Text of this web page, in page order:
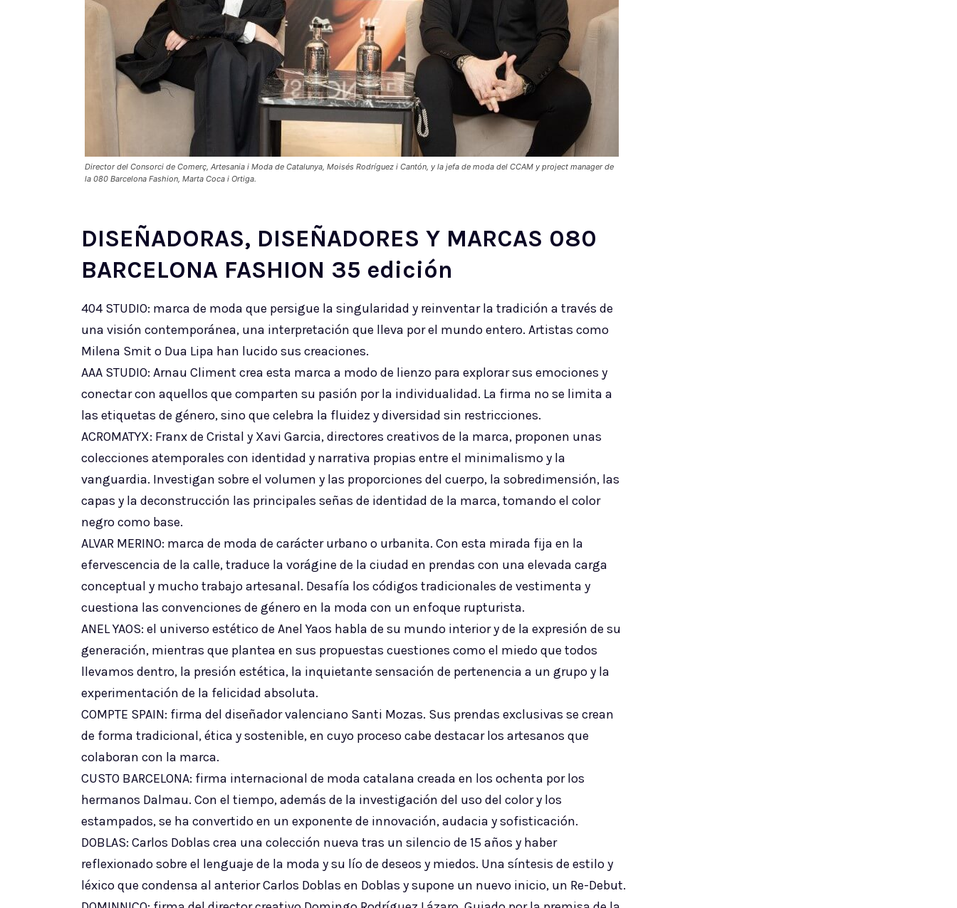
Director del Consorci de Comerç, Artesania i Moda de Catalunya, Moisés Rodríguez i Cantón, y la jefa de moda del CCAM y project manager de
la 080 Barcelona Fashion, Marta Coca i Ortiga.
DISEÑADORAS, DISEÑADORES Y MARCAS 080
BARCELONA FASHION 35 edición
404 STUDIO: marca de moda que persigue la singularidad y reinventar la tradición a través de
una visión contemporánea, una interpretación que lleva por el mundo entero. Artistas como
Milena Smit o Dua Lipa han lucido sus creaciones.
AAA STUDIO: Arnau Climent crea esta marca a modo de lienzo para explorar sus emociones y
conectar con aquellos que comparten su pasión por la individualidad. La firma no se limita a
las etiquetas de género, sino que celebra la fluidez y diversidad sin restricciones.
ACROMATYX: Franx de Cristal y Xavi Garcia, directores creativos de la marca, proponen unas
colecciones atemporales con identidad y narrativa propias entre el minimalismo y la
vanguardia. Investigan sobre el volumen y las proporciones del cuerpo, la sobredimensión, las
capas y la deconstrucción las principales señas de identidad de la marca, tomando el color
negro como base.
ALVAR MERINO: marca de moda de carácter urbano o urbanita. Con esta mirada fija en la
efervescencia de la calle, traduce la vorágine de la ciudad en prendas con una elevada carga
conceptual y mucho trabajo artesanal. Desafía los códigos tradicionales de vestimenta y
cuestiona las convenciones de género en la moda con un enfoque rupturista.
ANEL YAOS: el universo estético de Anel Yaos habla de su mundo interior y de la expresión de su
generación, mientras que plantea en sus propuestas cuestiones como el miedo que todos
llevamos dentro, la presión estética, la inquietante sensación de pertenencia a un grupo y la
experimentación de la felicidad absoluta.
COMPTE SPAIN: firma del diseñador valenciano Santi Mozas. Sus prendas exclusivas se crean
de forma tradicional, ética y sostenible, en cuyo proceso cabe destacar los artesanos que
colaboran con la marca.
CUSTO BARCELONA: firma internacional de moda catalana creada en los ochenta por los
hermanos Dalmau. Con el tiempo, además de la investigación del uso del color y los
estampados, se ha convertido en un exponente de innovación, audacia y sofisticación.
DOBLAS: Carlos Doblas crea una colección nueva tras un silencio de 15 años y haber
reflexionado sobre el lenguaje de la moda y su lío de deseos y miedos. Una síntesis de estilo y
léxico que condensa al anterior Carlos Doblas en Doblas y supone un nuevo inicio, un Re-Debut.